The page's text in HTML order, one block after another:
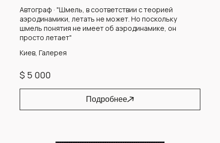
Автограф · "Шмель, в соответствии с теорией
аэродинамики, летать не может. Но поскольку
шмель понятия не имеет об аэродинамике, он
просто летает"
Киев, Галерея
$ 5 000
Подробнее